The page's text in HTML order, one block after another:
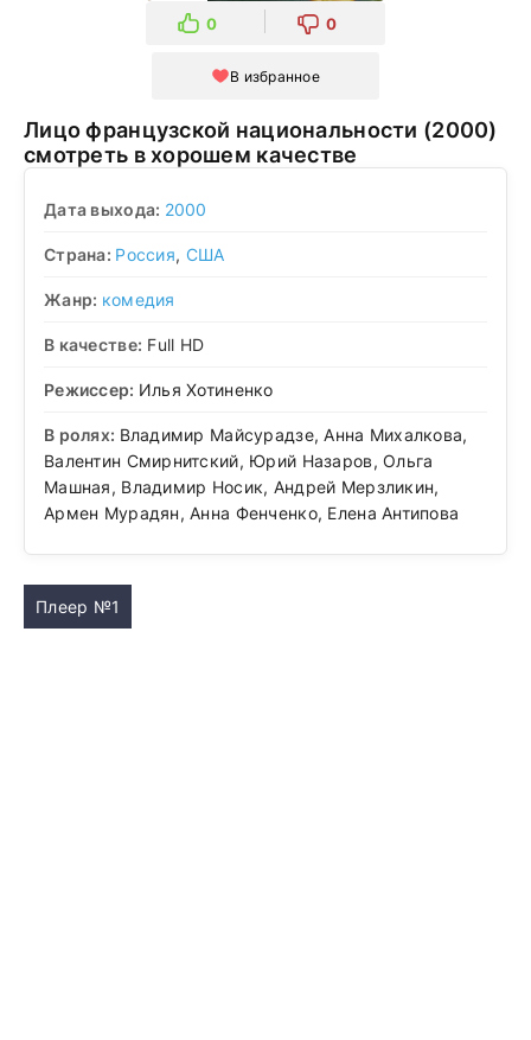
0 0
В избранное
Лицо французской национальности (2000)
смотреть в хорошем качестве
Дата выхода: 2000
Страна: Россия, США
Жанр: комедия
В качестве: Full HD
Режиссер: Илья Хотиненко
В ролях: Владимир Майсурадзе, Анна Михалкова,
Валентин Смирнитский, Юрий Назаров, Ольга
Машная, Владимир Носик, Андрей Мерзликин,
Армен Мурадян, Анна Фенченко, Елена Антипова
Плеер №1